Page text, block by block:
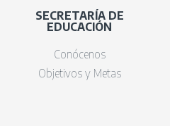
SECRETARÍA DE
EDUCACIÓN
Conócenos
Objetivos y Metas